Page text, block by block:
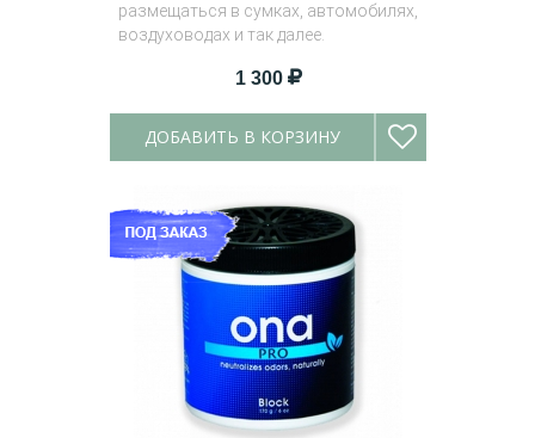
размещаться в сумках, автомобилях,
воздуховодах и так далее.
1 300
ДОБАВИТЬ В КОРЗИНУ